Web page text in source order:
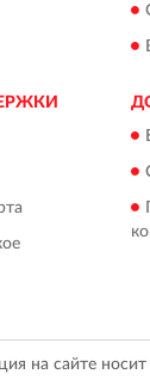
на сайте